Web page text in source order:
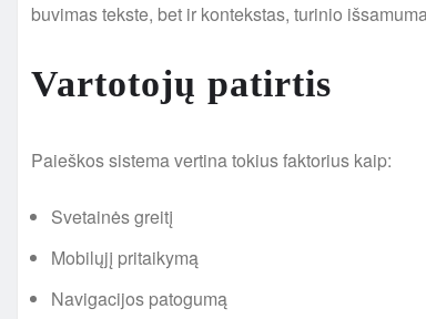
buvimas tekste, bet ir kontekstas, turinio
Vartotojų patirtis
Paieškos sistema vertina tokius faktorius kaip:
Svetainės greitį
Mobilųjį pritaikymą
Navigacijos patogumą